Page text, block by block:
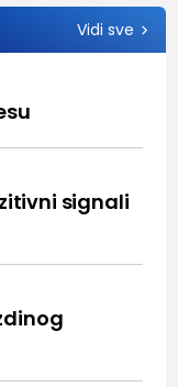
Vidi sve
signali